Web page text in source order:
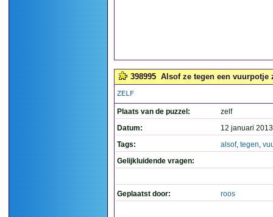
398995 Alsof ze tegen een vuurpotje
ZELF
Plaats van de puzzel:
zelf
Datum:
12 januari
Tags:
alsof, tegen,
Gelijkluidende vragen:
Geplaatst door: roos